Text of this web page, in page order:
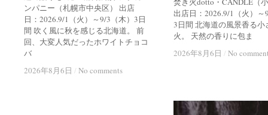
出店日：2026.9/1（火）～
3日間 北海道の風景香る小
火。 天然の香りに包ま
2026年8月6日 / No
2026年8月6日 / No
ンパニー（札幌市中央区） 出店
日：2026.9/1（火）～9/3（木）3日
間 吹く風に秋を感じる北海道。 前
回、大変人気だったホワイトチョコ
バ
2026年8月6日 / No comments
2026年8月6日 / No comments